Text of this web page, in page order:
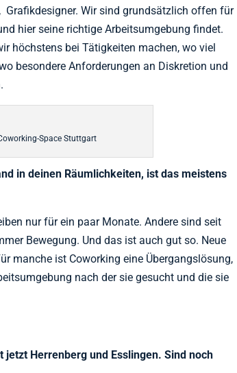
Grafikdesigner. Wir sind grundsätzlich offen für
hier seine richtige Arbeitsumgebung findet.
höchstens bei Tätigkeiten machen, wo viel
besondere Anforderungen an Diskretion und
Space Stuttgart
in deinen Räumlichkeiten, ist das meistens
nur für ein paar Monate. Andere sind seit
Bewegung. Und das ist auch gut so. Neue
manche ist Coworking eine Übergangslösung,
nach der sie gesucht und die sie
jetzt Herrenberg und Esslingen. Sind noch